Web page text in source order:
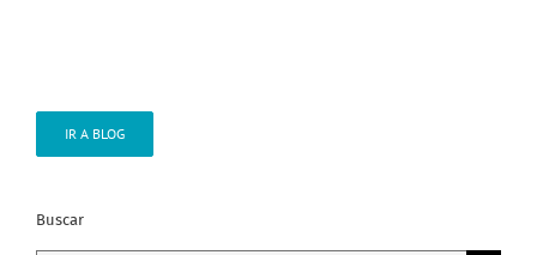
IR A BLOG
Buscar